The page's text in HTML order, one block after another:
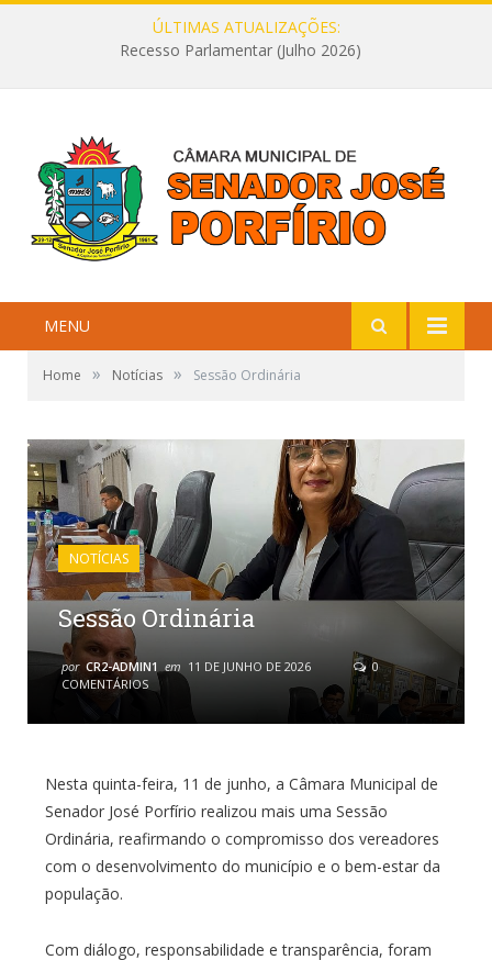
ÚLTIMAS ATUALIZAÇÕES:
Recesso Parlamentar (Julho 2026)
MENU
Home » Notícias » Sessão Ordinária
NOTÍCIAS
Sessão Ordinária
por CR2-ADMIN1 em 11 DE JUNHO DE 2026
0
COMENTÁRIOS
Nesta quinta-feira, 11 de junho, a Câmara Municipal de
Senador José Porfírio realizou mais uma Sessão
Ordinária, reafirmando o compromisso dos vereadores
com o desenvolvimento do município e o bem-estar da
população.
Com diálogo, responsabilidade e transparência, foram